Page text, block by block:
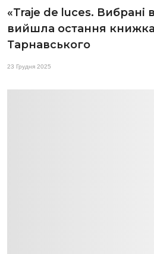
«Traje de luces. Вибрані
вийшла остання
Тарнавського
23 Грудня 2025